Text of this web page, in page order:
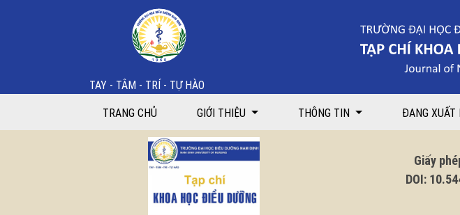
Kiệt sức nghề nghiệp của điều dưỡng phòng mổ tại Bệnh viện Phụ sản Trung ương
TAY - TÂM - TRÍ - TỰ HÀO
TRANG CHỦ GIỚI THIỆU THÔNG TIN ĐANG XUẤT
Giấy phép xuất
DOI: 10.54436/